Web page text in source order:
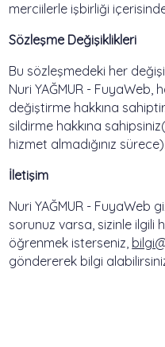
merciilerle işbirliği
Sözleşme Değişiklikleri
Bu sözleşmedeki her
Nuri YAĞMUR - FuyaWeb,
değiştirme hakkına
sildirme hakkına
hizmet almadığınız sürece).
İletişim
Nuri YAĞMUR - FuyaWeb
sorunuz varsa, sizinle ilgili
öğrenmek isterseniz,
göndererek bilgi